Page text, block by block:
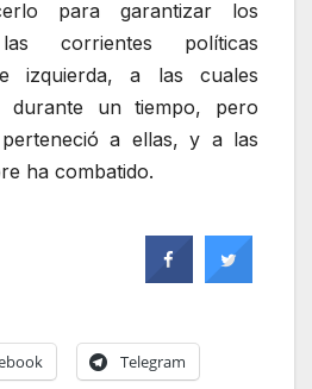
para garantizar los
corrientes políticas
izquierda, a las cuales
durante un tiempo, pero
a ellas, y a las
ha combatido.
Telegram